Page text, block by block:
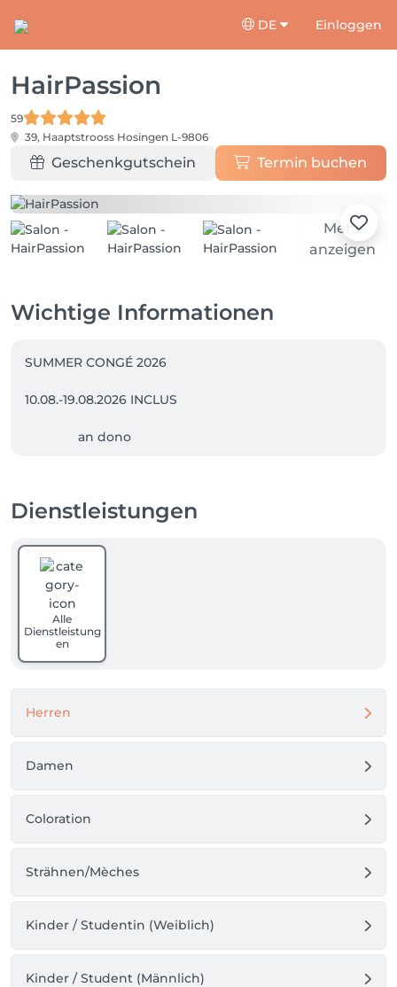
DE Einloggen
HairPassion
59
39, Haaptstrooss Hosingen L-9806
Geschenkgutschein Termin buchen
Mehr
anzeigen
Wichtige Informationen
SUMMER CONGÉ 2026
10.08.-19.08.2026 INCLUS
MERCI
Dienstleistungen
Alle
Dienstleistung
en
Herren
Damen
Coloration
Strähnen/Mèches
Kinder / Studentin (Weiblich)
Kinder / Student (Männlich)